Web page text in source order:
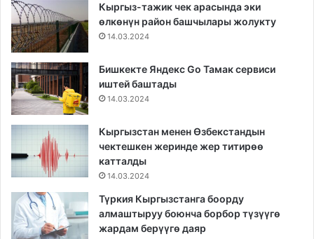
Кыргыз-тажик чек арасында эки
өлкөнүн район башчылары жолукту
14.03.2024
Бишкекте Яндекс Go Тамак сервиси
иштей баштады
14.03.2024
Кыргызстан менен Өзбекстандын
чектешкен жеринде жер титирөө
катталды
14.03.2024
Түркия Кыргызстанга боорду
алмаштыруу боюнча борбор түзүүгө
жардам берүүгө даяр